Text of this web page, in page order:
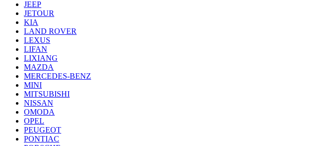
JEEP
JETOUR
KIA
LAND ROVER
LEXUS
LIFAN
LIXIANG
MAZDA
MERCEDES-BENZ
MINI
MITSUBISHI
NISSAN
OMODA
OPEL
PEUGEOT
PONTIAC